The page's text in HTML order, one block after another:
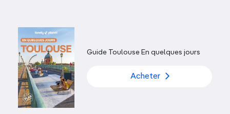
Guide Toulouse En quelques jours
Acheter